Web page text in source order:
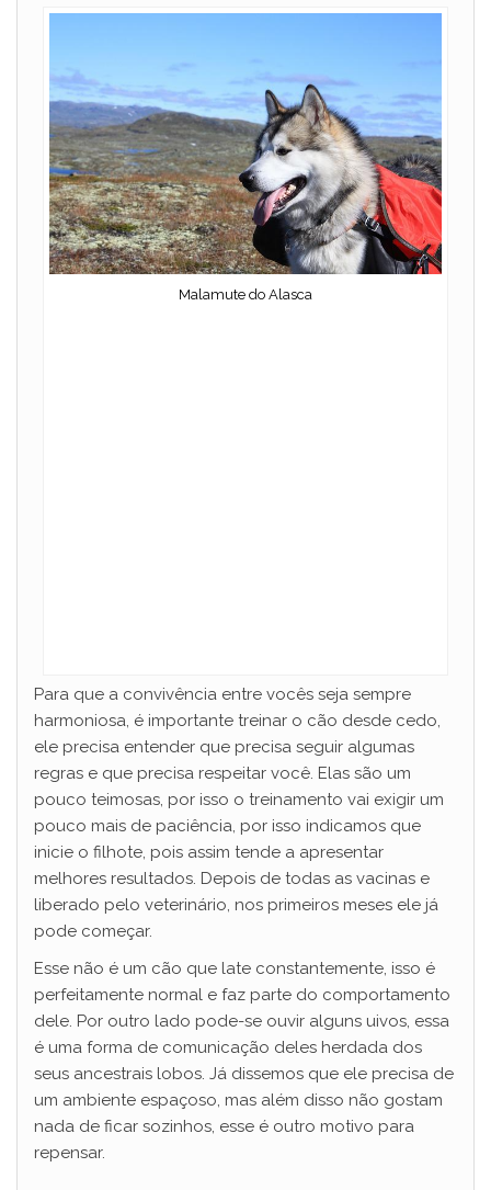
Malamute do Alasca
Para que a convivência entre vocês seja sempre
harmoniosa, é importante treinar o cão desde cedo,
ele precisa entender que precisa seguir algumas
regras e que precisa respeitar você. Elas são um
pouco teimosas, por isso o treinamento vai exigir um
pouco mais de paciência, por isso indicamos que
inicie o filhote, pois assim tende a apresentar
melhores resultados. Depois de todas as vacinas e
liberado pelo veterinário, nos primeiros meses ele já
pode começar.
Esse não é um cão que late constantemente, isso é
perfeitamente normal e faz parte do comportamento
dele. Por outro lado pode-se ouvir alguns uivos, essa
é uma forma de comunicação deles herdada dos
seus ancestrais lobos. Já dissemos que ele precisa de
um ambiente espaçoso, mas além disso não gostam
nada de ficar sozinhos, esse é outro motivo para
repensar.